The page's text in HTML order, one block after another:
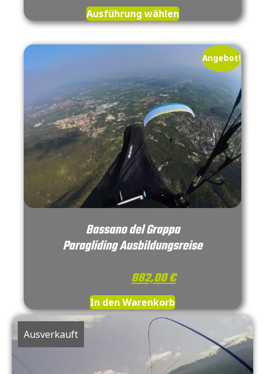
Ausführung wählen
Angebot!
Bassano del Grappa
Paragliding Ausbildungsreise
882,00€
In den Warenkorb
Ausverkauft